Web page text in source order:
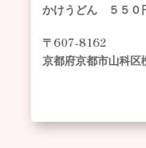
かけうどん ５５０
〒607-8162
京都府京都市山科